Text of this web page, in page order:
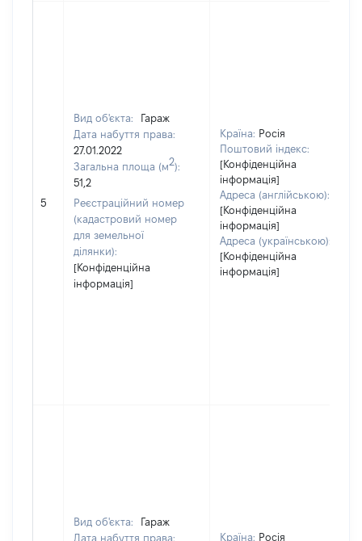
5
Вид об'єкта:
Гараж
Дата набуття права:
27.01.2022
Загальна площа (м2):
51,2
Реєстраційний номер
(кадастровий номер
для земельної
ділянки):
[Конфіденційна
інформація]
Країна: Росія
Поштовий індекс:
[Конфіденційна
інформація]
Адреса (англійською):
[Конфіденційна
інформація]
Адреса (українською):
[Конфіденційна
інформація]
Вид об'єкта:
Гараж
Дата набуття права:
Країна: Росія